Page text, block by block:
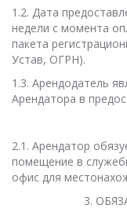
1.2. Дата
недели с момента
пакета
Устав, ОГРН).
1.3. Арендодатель
Арендатора в
2.1. Арендатор
помещение в
офис для
3.